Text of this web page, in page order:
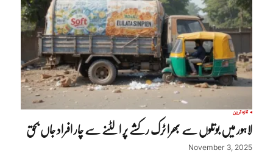
تازہ ترین
لاہور میں بوتلوں سے بھرا ٹرک رکشے پر الٹنے سے چار افراد جاں بحق
November 3, 2025